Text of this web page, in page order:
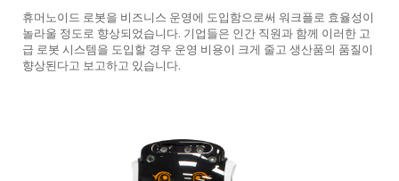
휴머노이드 로봇을 비즈니스 운영에 도입함으로써 워크플로 효율성이
놀라울 정도로 향상되었습니다. 기업들은 인간 직원과 함께 이러한 고
급 로봇 시스템을 도입할 경우 운영 비용이 크게 줄고 생산품의 품질이
향상된다고 보고하고 있습니다.